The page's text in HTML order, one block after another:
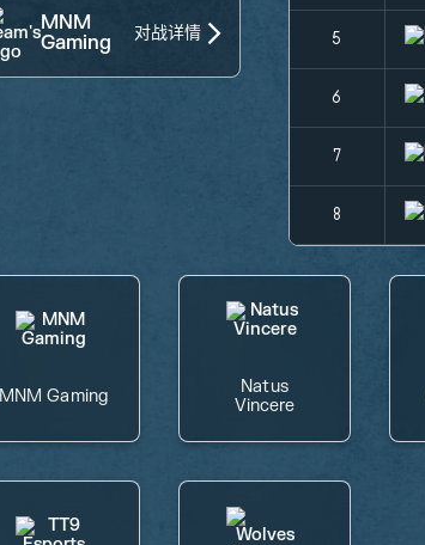
MNM
Gaming
对战详情 5
6
7
8
MNM Gaming
Natus
Vincere